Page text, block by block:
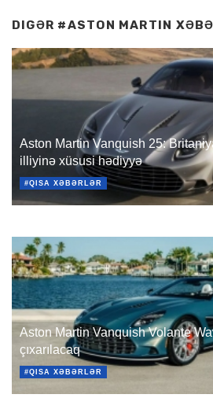
DIGƏR #ASTON MARTIN
Aston Martin Vanquish 25:
illiyinə xüsusi hədiyyə
#QISA XƏBƏRLƏR
Aston Martin Vanquish Volante
çıxarılacaq
#QISA XƏBƏRLƏR